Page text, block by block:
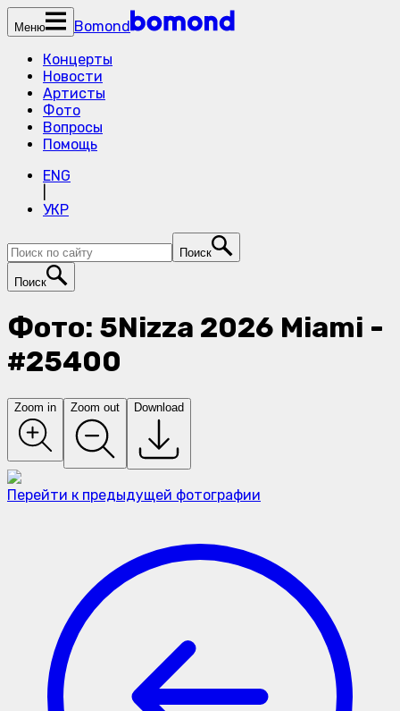
Меню
Bomond
Концерты
Новости
Артисты
Фото
Вопросы
Помощь
ENG
УКР
Поиск
Поиск
Фото: 5Nizza 2026 Miami -
#25400
Zoom in Zoom out Download
Перейти к предыдущей фотографии